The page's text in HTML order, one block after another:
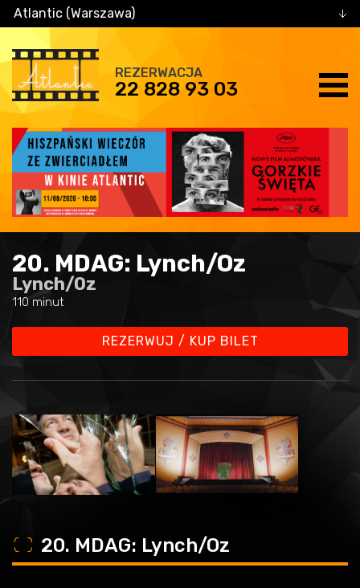
Atlantic (Warszawa)
REZERWACJA
22 828 93 03
20. MDAG: Lynch/Oz
Lynch/Oz
110 minut
REZERWUJ / KUP BILET
o 20. MDAG: Lynch/Oz